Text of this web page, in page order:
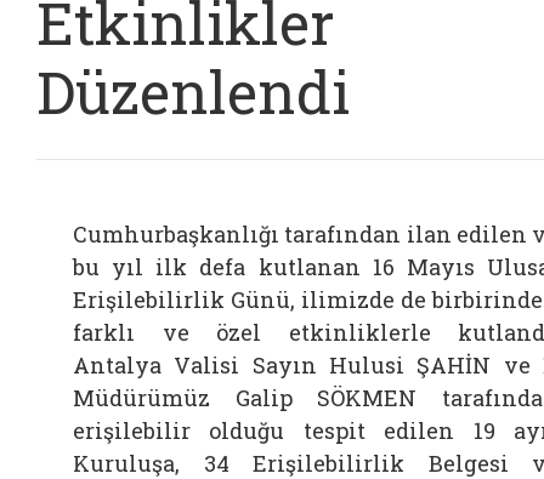
Etkinlikler
Düzenlendi
Cumhurbaşkanlığı tarafından ilan edilen
bu yıl ilk defa kutlanan 16 Mayıs
Erişilebilirlik Günü, ilimizde de
farklı ve özel etkinliklerle
Antalya Valisi Sayın Hulusi ŞAHİN ve
Müdürümüz Galip SÖKMEN
erişilebilir olduğu tespit edilen 19
Kuruluşa, 34 Erişilebilirlik Belgesi